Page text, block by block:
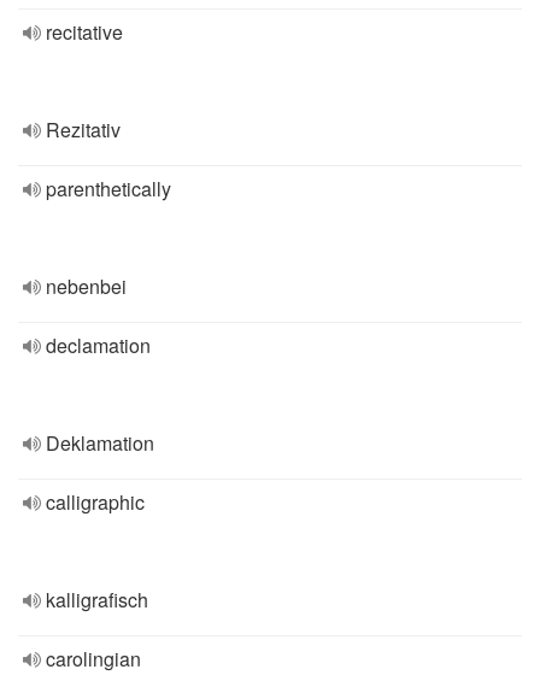
recitative
Rezitativ
parenthetically
nebenbei
declamation
Deklamation
calligraphic
kalligrafisch
carolingian